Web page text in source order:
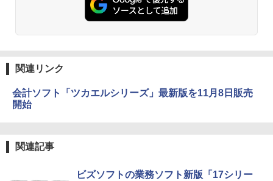
関連リンク
会計ソフト「ツカエルシリーズ」最新版を11月8日販売
開始
関連記事
ビズソフトの業務ソフト新版「17シリー